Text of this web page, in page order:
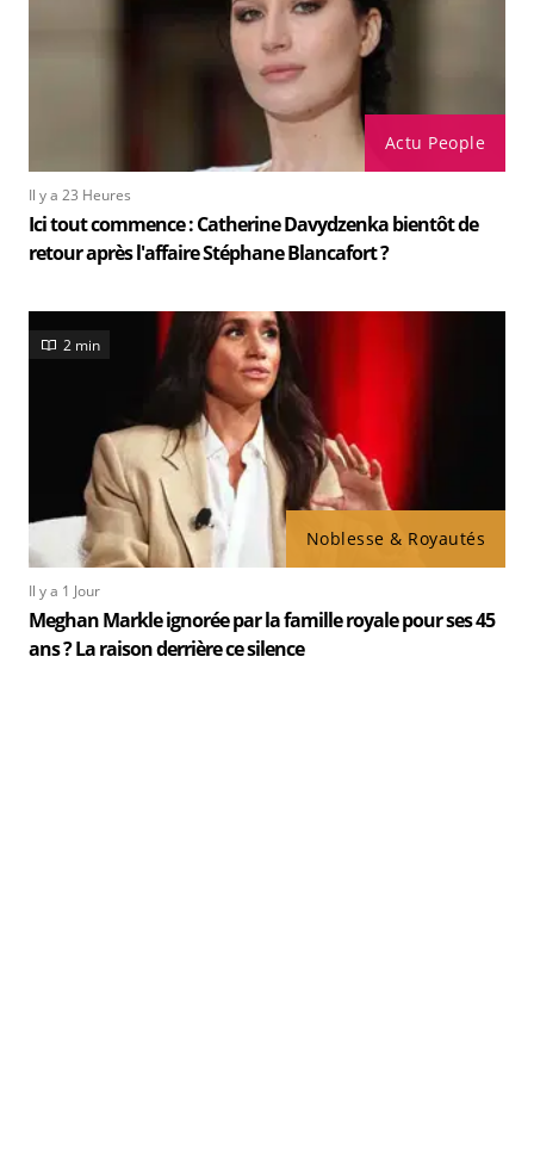
Actu People
Il y a 23 Heures
Ici tout commence : Catherine Davydzenka bientôt de
retour après l'affaire Stéphane Blancafort ?
Noblesse & Royautés
2 min
Il y a 1 Jour
Meghan Markle ignorée par la famille royale pour ses 45
ans ? La raison derrière ce silence